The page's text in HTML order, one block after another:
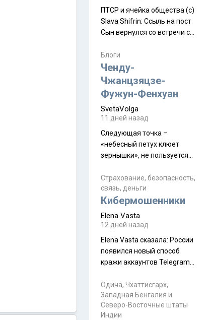
ПТСР и ячейка общества (с)
Slava Shifrin: Ссыль на пост
Сын вернулся со встречи с
уже, как демобилизовались,
а продолжают встречаться
почти каждую неделю) и с
порога сообщил: "Эйтан
разводится!" Эйтан -
мальчик из религиозной
семьи, из тех, кого называют
"вязаные кипы". С 2022-го
Блоги
Ченду-
Чжанцзяцзе-
Фужун-Фенхуан
SvetaVolga
11 дней назад
Следующая точка –
«небесный петух клюет
зернышки», не пользуется
заслужено, и чтобы попасть
на начало тропы показали
водителю карту, иначе
Пошли туда, потому что я
отзывов. По мне – сплошная
физуха, долгий спуск, потом
подъем по этому же пути.
Пока
Страхование, безопасность,
связь, деньги
Кибермошенники
Elena Vasta
12 дней назад
Elena Vasta сказалa: России
появился новый способ
кражи аккаунтов Telegram
Прочитайте! У моих двух
знакомых вот так увели
аккаунты
Одича, Чхаттисгарх,
Западная Бенгалия и
Северо-Восточные штаты
Индии